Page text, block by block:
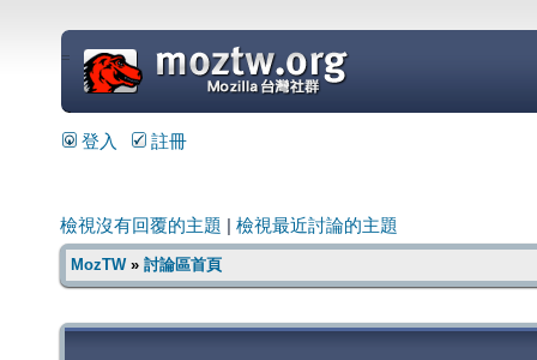
=
登入 註冊
檢視沒有回覆的主題 檢視最近討論的主題
MozTW» 討論區首頁